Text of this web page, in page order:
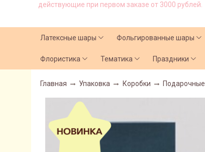
действующие при первом заказе от 3000 рублей.
Латексные шары Фольгированные шары
Флористика Тематика Праздники
Главная Упаковка Коробки Подарочные